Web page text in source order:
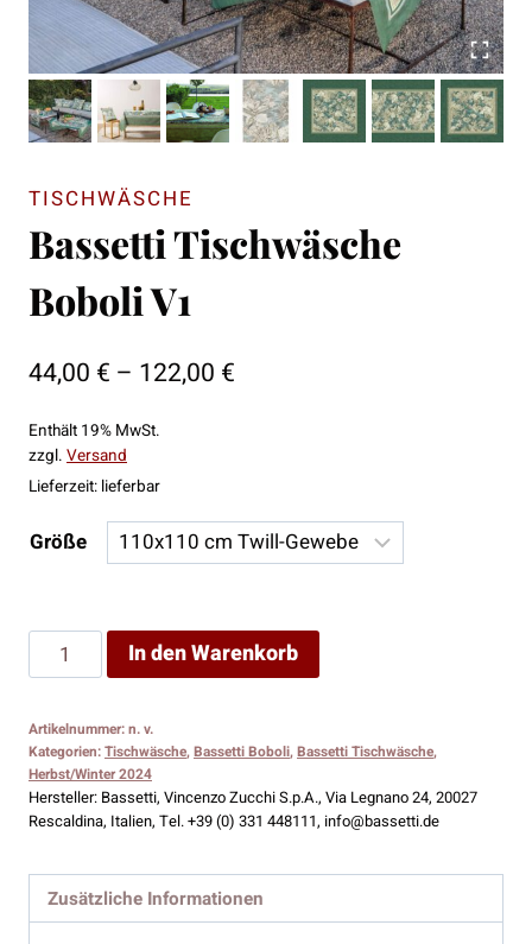
TISCHWÄSCHE
Bassetti Tischwäsche
Boboli V1
44,00 € – 122,00 €
Enthält 19% MwSt.
zzgl. Versand
Lieferzeit: lieferbar
Größe
Bassetti
Tischwäsche
V1
Menge
In den Warenkorb
Artikelnummer:n. v.
Kategorien:Tischwäsche,Bassetti Boboli,Bassetti Tischwäsche,
Herbst/Winter 2024
Hersteller: Bassetti, Vincenzo Zucchi S.p.A., Via Legnano 24, 20027
Rescaldina, Italien, Tel. +39 (0) 331 448111, info@bassetti.de
Zusätzliche Informationen